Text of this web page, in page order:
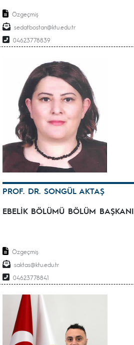
Özgeçmiş
sedatbostan@ktu.edu.tr
04623778839
PROF. DR. SONGÜL AKTAŞ
EBELİK BÖLÜMÜ BÖLÜM BAŞKANI
Özgeçmiş
saktas@ktu.edu.tr
04623778841